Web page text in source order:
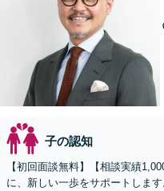
子の認知
【初回面談無料】【相談実績
に、新しい一歩をサポートしま